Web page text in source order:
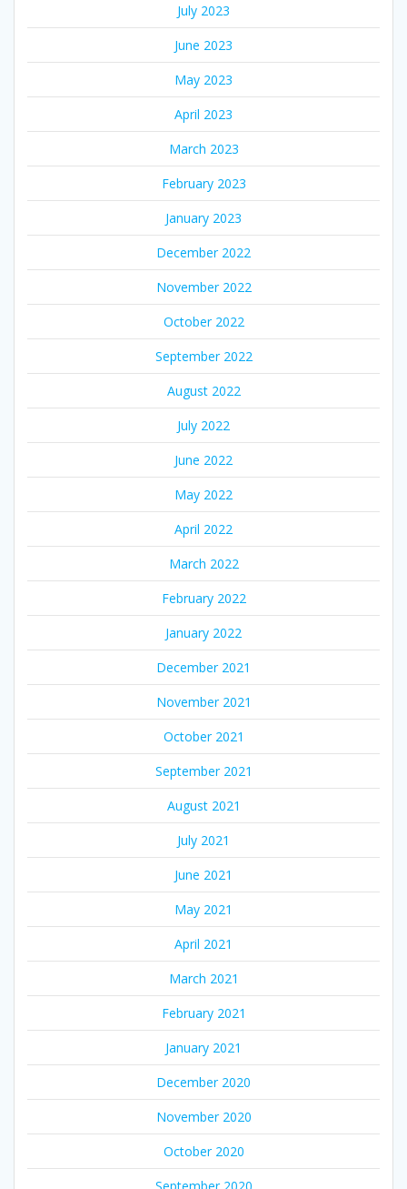
July 2023
June 2023
May 2023
April 2023
March 2023
February 2023
January 2023
December 2022
November 2022
October 2022
September 2022
August 2022
July 2022
June 2022
May 2022
April 2022
March 2022
February 2022
January 2022
December 2021
November 2021
October 2021
September 2021
August 2021
July 2021
June 2021
May 2021
April 2021
March 2021
February 2021
January 2021
December 2020
November 2020
October 2020
September 2020